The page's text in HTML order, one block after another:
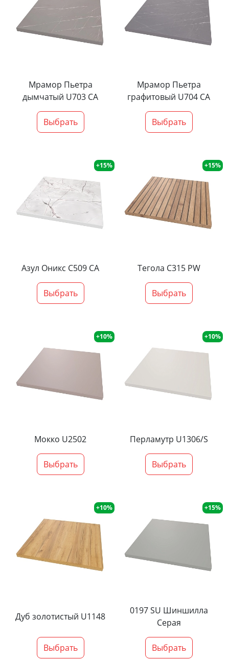
Мрамор Пьетра
дымчатый U703 CA
Выбрать
Мрамор Пьетра
графитовый U704 CA
Выбрать
+15%
Азул Оникс С509 СА
Выбрать
+15%
Тегола С315 PW
Выбрать
+10%
Мокко U2502
Выбрать
+10%
Перламутр U1306/S
Выбрать
+10%
Дуб золотистый U1148
Выбрать
+15%
0197 SU Шиншилла
Серая
Выбрать